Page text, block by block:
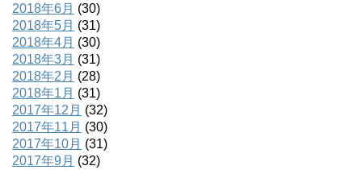
2018年6月 (30)
2018年5月 (31)
2018年4月 (30)
2018年3月 (31)
2018年2月 (28)
2018年1月 (31)
2017年12月 (32)
2017年11月 (30)
2017年10月 (31)
2017年9月 (32)